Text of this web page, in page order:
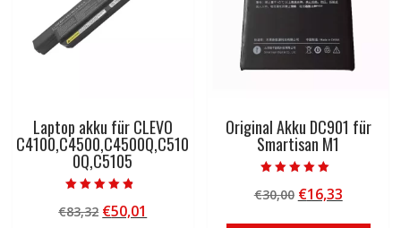
Laptop akku für CLEVO
C4100,C4500,C4500Q,C510
0Q,C5105
4.50
von 5
€83,32 Ursprünglicher
€50,01
Original Akku DC901 für
Smartisan M1
5.00
von 5
€30,00 Ursprünglicher
€16,33